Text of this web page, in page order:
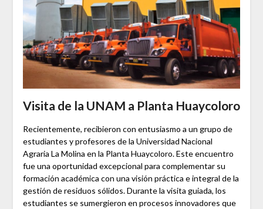
Visita de la UNAM a Planta Huaycoloro
Recientemente, recibieron con entusiasmo a un grupo de
estudiantes y profesores de la Universidad Nacional
Agraria La Molina en la Planta Huaycoloro. Este encuentro
fue una oportunidad excepcional para complementar su
formación académica con una visión práctica e integral de la
gestión de residuos sólidos. Durante la visita guiada, los
estudiantes se sumergieron en procesos innovadores que